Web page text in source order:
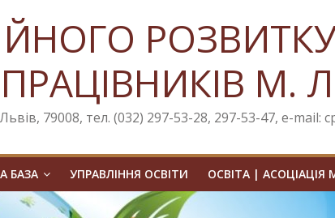
М.
79008, тел. (032) 297-53-28, 297-53-47, e-mail:
БАЗА УПРАВЛІННЯ ОСВІТИ ОСВІТА | АСОЦІАЦІЯ